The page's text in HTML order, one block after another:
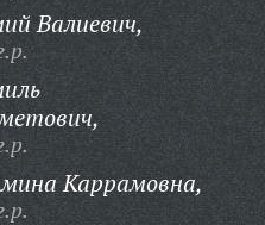
Валиевич,
Каррамовна,